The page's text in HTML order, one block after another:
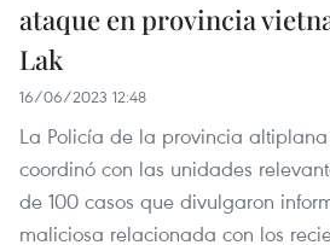
ataque en provincia
Lak
16/06/2023 12:48
La Policía de la provincia
coordinó con las unidades
de 100 casos que divulgaron
maliciosa relacionada con los